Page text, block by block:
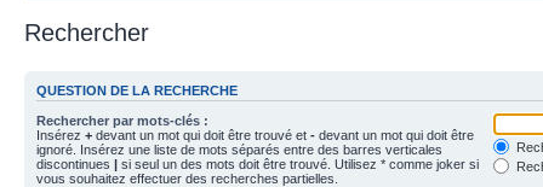
Rechercher
QUESTION DE LA RECHERCHE
Rechercher par mots-clés :
Insérez + devant un mot qui doit être trouvé et - devant un mot qui doit être
ignoré. Insérez une liste de mots séparés entre des barres verticales
discontinues | si seul un des mots doit être trouvé. Utilisez * comme joker si
vous souhaitez effectuer des recherches partielles.